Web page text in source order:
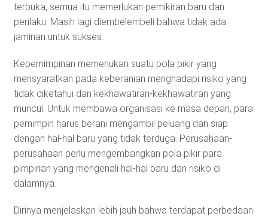
terbuka, semua itu memerlukan pemikiran baru dan
perilaku. Masih lagi diembelembeli bahwa tidak ada
jaminan untuk sukses.
Kepemimpinan memerlukan suatu pola pikir yang
mensyaratkan pada keberanian menghadapi risiko yang
tidak diketahui dan kekhawatiran-kekhawatiran yang
muncul. Untuk membawa organisasi ke masa depan, para
pemimpin harus berani mengambil peluang dan siap
dengan hal-hal baru yang tidak terduga. Perusahaan-
perusahaan perlu mengembangkan pola pikir para
pimpinan yang mengenali hal-hal baru dan risiko di
dalamnya.
Dirinya menjelaskan lebih jauh bahwa terdapat perbedaan